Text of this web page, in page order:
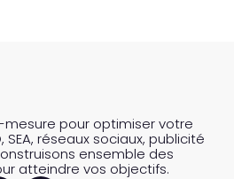
pour optimiser votre
SEA, réseaux sociaux, publicité
ensemble des
atteindre vos objectifs.